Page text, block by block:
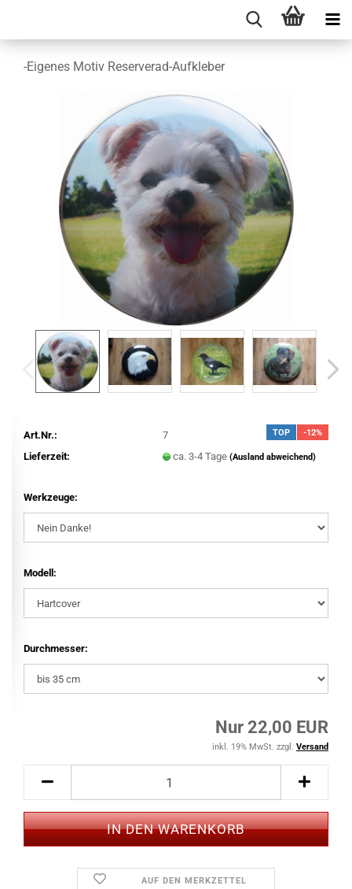
-Eigenes Motiv Reserverad-Aufkleber
TOP -12%
Art.Nr.:
7
Lieferzeit:
ca. 3-4 Tage (Ausland abweichend)
Werkzeuge:
Modell:
Durchmesser:
Nur 22,00 EUR
inkl. 19% MwSt. zzgl. Versand
AUF DEN MERKZETTEL